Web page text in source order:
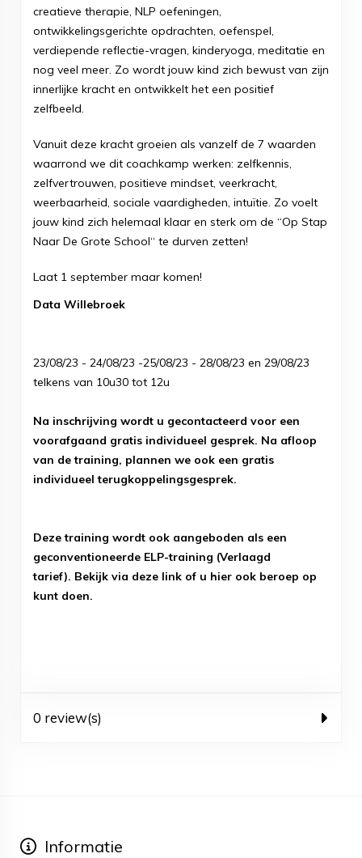
creatieve therapie, NLP oefeningen,
ontwikkelingsgerichte opdrachten, oefenspel,
verdiepende reflectie-vragen, kinderyoga, meditatie en
nog veel meer. Zo wordt jouw kind zich bewust van zijn
innerlijke kracht en ontwikkelt het een positief
zelfbeeld.
Vanuit deze kracht groeien als vanzelf de 7 waarden
waarrond we dit coachkamp werken: zelfkennis,
zelfvertrouwen, positieve mindset, veerkracht,
weerbaarheid, sociale vaardigheden, intuïtie. Zo voelt
jouw kind zich helemaal klaar en sterk om de “Op Stap
Naar De Grote School“ te durven zetten!
Laat 1 september maar komen!
Data Willebroek
23/08/23 - 24/08/23 -25/08/23 - 28/08/23 en 29/08/23
telkens van 10u30 tot 12u
Na inschrijving wordt u gecontacteerd voor een
voorafgaand gratis individueel gesprek. Na afloop
van de training, plannen we ook een gratis
individueel terugkoppelingsgesprek.
Deze training wordt ook aangeboden als een
geconventioneerde ELP-training (Verlaagd
tarief). Bekijk via deze link of u hier ook beroep op
kunt doen.
0 review(s)
Informatie